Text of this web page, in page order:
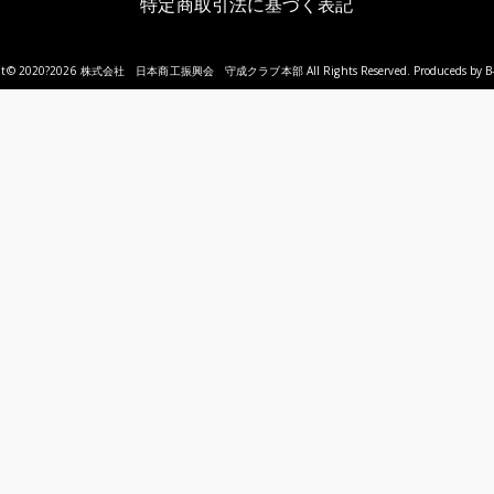
2020?2026 株式会社 日本商工振興会 守成クラブ本部All Rights Reserved. Produceds by